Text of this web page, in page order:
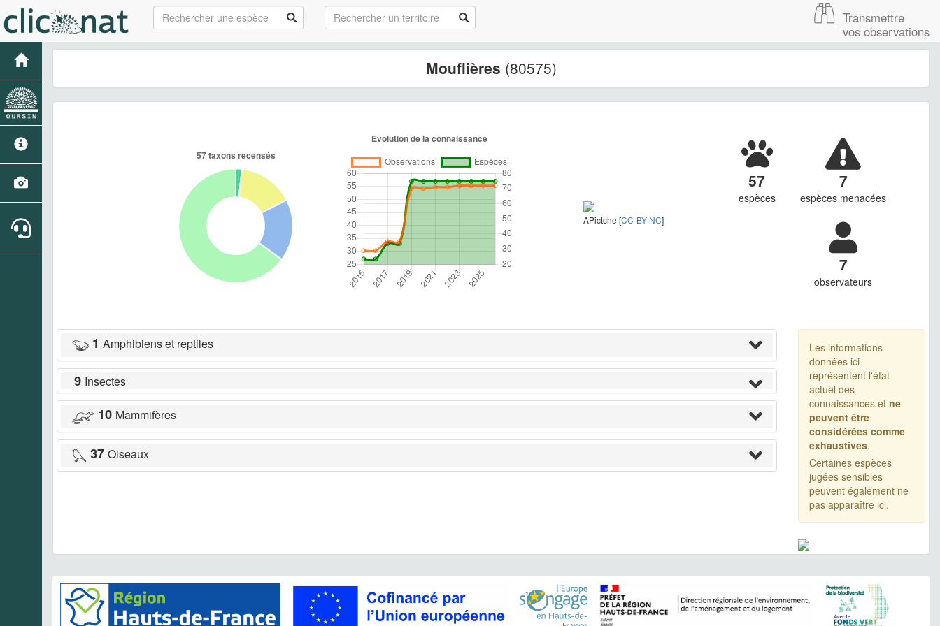
Transmettre
vos observations
Mouflières (80575)
APictche [CC-BY-NC]
57
espèces
7
espèces menacées
7
observateurs
1 Amphibiens et reptiles
9 Insectes
10 Mammifères
37 Oiseaux
Les informations
données ici
représentent l'état
actuel des
connaissances et ne
peuvent être
considérées comme
exhaustives.
Certaines espèces
jugées sensibles
peuvent également ne
pas apparaître ici.